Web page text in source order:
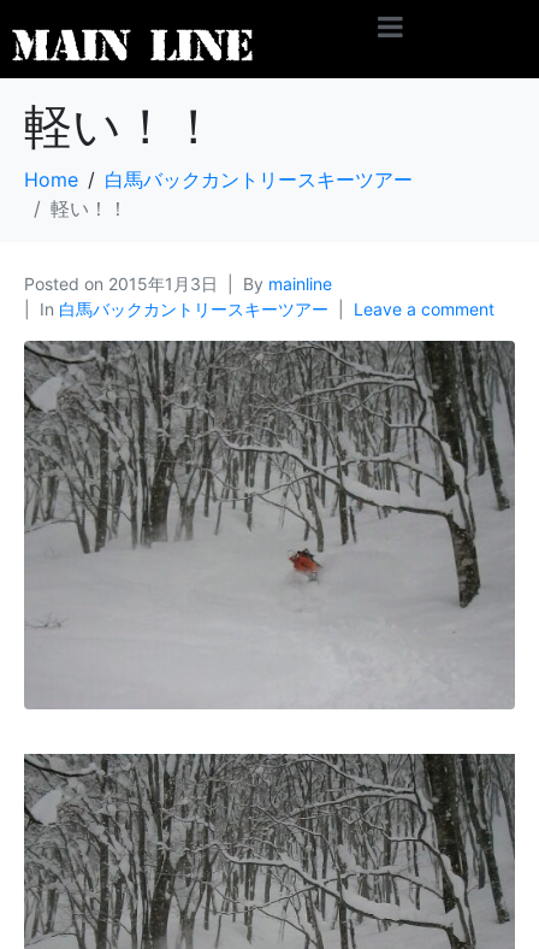
軽い！！
Home
白馬バックカントリースキーツアー
軽い！！
Posted on 2015年1月3日 By mainline
In 白馬バックカントリースキーツアー Leave a comment